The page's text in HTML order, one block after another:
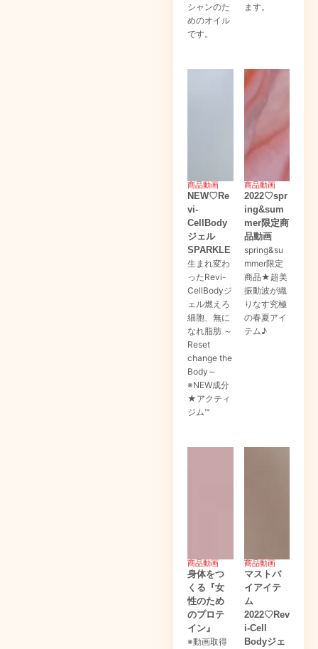
シャンのた
めのオイル
です。
ます。
商品動画
NEW♡Re
vi-
CellBody
ジェル
SPARKLE
生まれ変わ
ったRevi-
CellBodyジ
ェル燃えろ
細胞、無に
なれ脂肪 ～
Reset
change the
Body～
※NEW成分
★アクティ
ジム™
商品動画
2022♡spr
ing&sum
mer限定商
品動画
spring&su
mmer限定
商品★超美
振動波が織
りなす究極
の春夏アイ
テム♪
商品動画
身体をつ
くる『女
性のため
のプロテ
イン』
※動画取得
商品動画
マストバ
イアイテ
ム
2022♡Rev
i-Cell
Bodyジェ